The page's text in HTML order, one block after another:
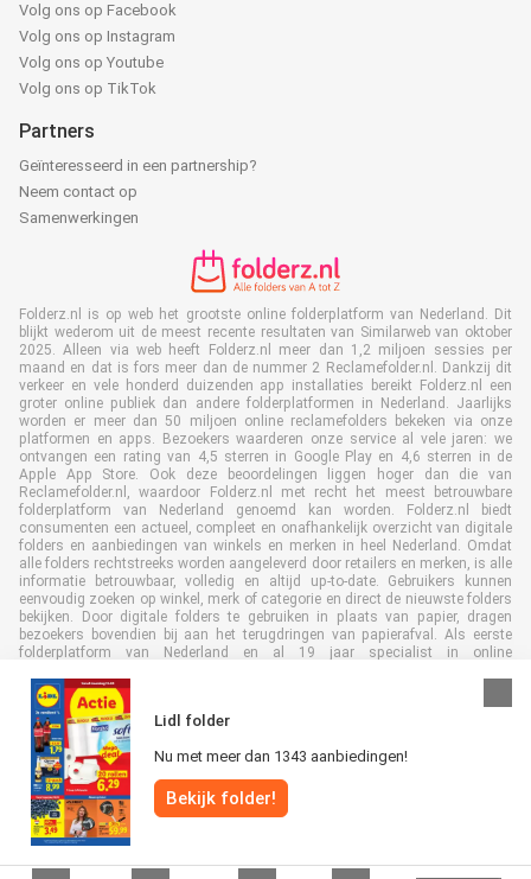
Lidl folder
Nu met meer dan 1343 aanbiedingen!
Bekijk folder!
Volg ons op Facebook
Volg ons op Instagram
Volg ons op Youtube
Volg ons op TikTok
Partners
Geïnteresseerd in een partnership?
Neem contact op
Samenwerkingen
Folderz.nl is op web het grootste online folderplatform van Nederland. Dit
blijkt wederom uit de meest recente resultaten van Similarweb van oktober
2025. Alleen via web heeft Folderz.nl meer dan 1,2 miljoen sessies per
maand en dat is fors meer dan de nummer 2 Reclamefolder.nl. Dankzij dit
verkeer en vele honderd duizenden app installaties bereikt Folderz.nl een
groter online publiek dan andere folderplatformen in Nederland. Jaarlijks
worden er meer dan 50 miljoen online reclamefolders bekeken via onze
platformen en apps. Bezoekers waarderen onze service al vele jaren: we
ontvangen een rating van 4,5 sterren in Google Play en 4,6 sterren in de
Apple App Store. Ook deze beoordelingen liggen hoger dan die van
Reclamefolder.nl, waardoor Folderz.nl met recht het meest betrouwbare
folderplatform van Nederland genoemd kan worden. Folderz.nl biedt
consumenten een actueel, compleet en onafhankelijk overzicht van digitale
folders en aanbiedingen van winkels en merken in heel Nederland. Omdat
alle folders rechtstreeks worden aangeleverd door retailers en merken, is alle
informatie betrouwbaar, volledig en altijd up-to-date. Gebruikers kunnen
eenvoudig zoeken op winkel, merk of categorie en direct de nieuwste folders
bekijken. Door digitale folders te gebruiken in plaats van papier, dragen
bezoekers bovendien bij aan het terugdringen van papierafval. Als eerste
folderplatform van Nederland en al 19 jaar specialist in online
met retailers en merken. Hierdoor zijn we uitgegroeid tot de toonaangevende
speler in de digitale foldermarkt.
Alle rechten voorbehouden © Folderz.nl 2026 |